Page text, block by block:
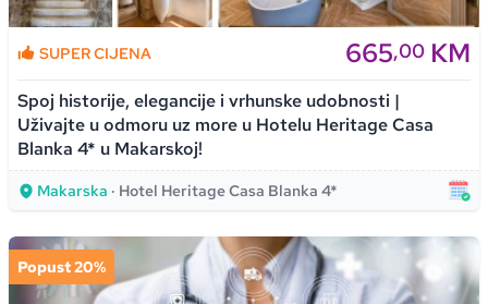
SUPER CIJENA 665,00 KM
Spoj historije, elegancije i vrhunske udobnosti |
Uživajte u odmoru uz more u Hotelu Heritage Casa
Blanka 4* u Makarskoj!
Makarska · Hotel Heritage Casa Blanka 4*
Popust 20%